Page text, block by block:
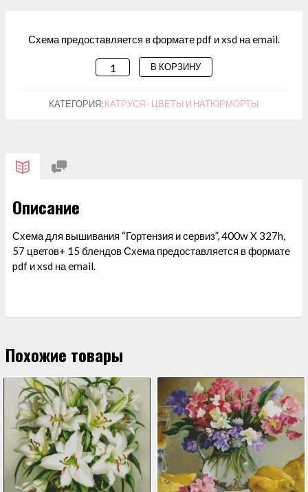
Схема предоставляется в формате pdf и xsd на email.
КОЛИЧЕСТВО
СХЕМА
ДЛЯ
В КОРЗИНУ
КАТЕГОРИЯ:КАТРУСЯ - ЦВЕТЫ И НАТЮРМОРТЫ
Описание
Схема для вышивания “Гортензия и сервиз”, 400w X 327h,
57 цветов+ 15 блендов Схема предоставляется в формате
pdf и xsd на email.
Похожие товары